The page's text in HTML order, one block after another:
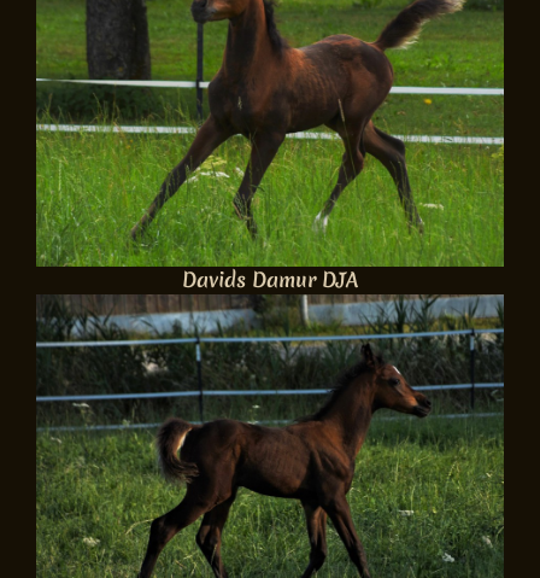
Davids Damur DJA